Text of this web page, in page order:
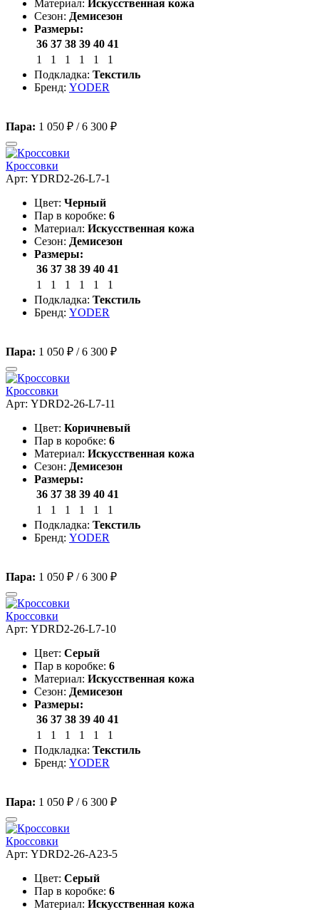
Материал: Искусственная кожа
Сезон: Демисезон
Размеры:
36 37 38 39 40 41
1
1 1 1 1
1
Подкладка: Текстиль
Бренд: YODER
Пара: 1 050 ₽ /6 300 ₽
Кроссовки
Арт: YDRD2-26-L7-1
Цвет: Черный
Пар в коробке: 6
Материал: Искусственная кожа
Сезон: Демисезон
Размеры:
36 37 38 39 40 41
1
1 1 1 1
1
Подкладка: Текстиль
Бренд: YODER
Пара: 1 050 ₽ /6 300 ₽
Кроссовки
Арт: YDRD2-26-L7-11
Цвет: Коричневый
Пар в коробке: 6
Материал: Искусственная кожа
Сезон: Демисезон
Размеры:
36 37 38 39 40 41
1
1 1 1 1
1
Подкладка: Текстиль
Бренд: YODER
Пара: 1 050 ₽ /6 300 ₽
Кроссовки
Арт: YDRD2-26-L7-10
Цвет: Серый
Пар в коробке: 6
Материал: Искусственная кожа
Сезон: Демисезон
Размеры:
36 37 38 39 40 41
1
1 1 1 1
1
Подкладка: Текстиль
Бренд: YODER
Пара: 1 050 ₽ /6 300 ₽
Кроссовки
Арт: YDRD2-26-A23-5
Цвет: Серый
Пар в коробке: 6
Материал: Искусственная кожа